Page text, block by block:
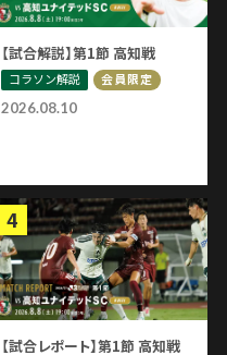
2026.08.10
【試合解説】第1節 高知戦
コラソン解説 会員限定
【試合レポート】第1節 高知戦